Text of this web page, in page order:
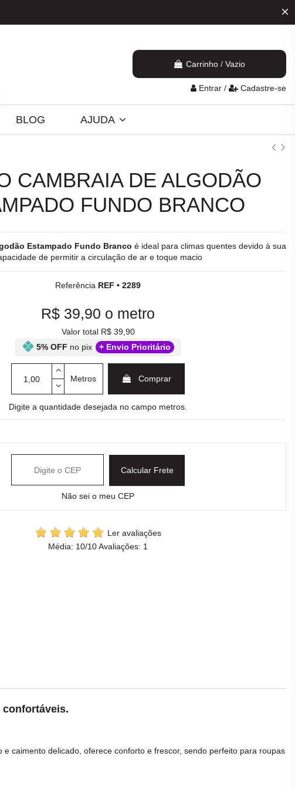
Carrinho /Vazio
Entrar / Cadastre-se
BLOG AJUDA
CAMBRAIA DE ALGODÃO
FUNDO BRANCO
Estampado Fundo Branco é ideal para climas quentes devido à sua
de permitir a circulação de ar e toque macio
Referência REF • 2289
R$ 39,90 o metro
Valor total R$ 39,90
5% OFF no pix + Envio Prioritário
Metros Comprar
Digite a quantidade desejada no campo metros.
Calcular Frete
Não sei o meu CEP
Ler avaliações
Média: 10/10 Avaliações: 1
confortáveis.
e caimento delicado, oferece conforto e frescor, sendo perfeito para roupas